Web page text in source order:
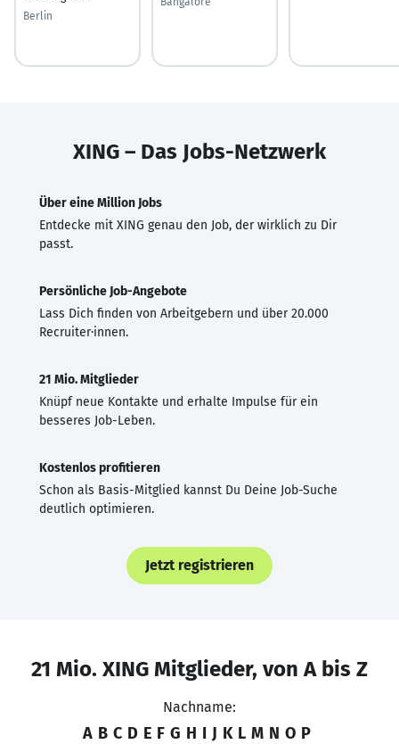
Berlin
XING – Das Jobs-Netzwerk
Über eine Million Jobs
Entdecke mit XING genau den Job, der wirklich zu Dir
passt.
Persönliche Job-Angebote
Lass Dich finden von Arbeitgebern und über 20.000
Recruiter·innen.
21 Mio. Mitglieder
Knüpf neue Kontakte und erhalte Impulse für ein
besseres Job-Leben.
Kostenlos profitieren
Schon als Basis-Mitglied kannst Du Deine Job-Suche
deutlich optimieren.
Jetzt registrieren
21 Mio. XING Mitglieder, von A bis Z
Nachname:
A B C D E F G H I J K L M N O P